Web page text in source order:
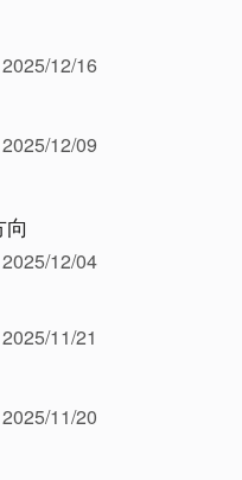
2025/12/16
2025/12/09
2025/12/04
2025/11/21
2025/11/20